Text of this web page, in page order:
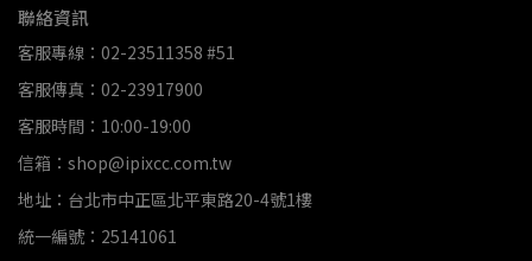
聯絡資訊
客服專線：02-23511358 #51
客服傳真：02-23917900
客服時間：10:00-19:00
信箱：shop@ipixcc.com.tw
地址：台北市中正區北平東路20-4號1樓
統一編號：25141061